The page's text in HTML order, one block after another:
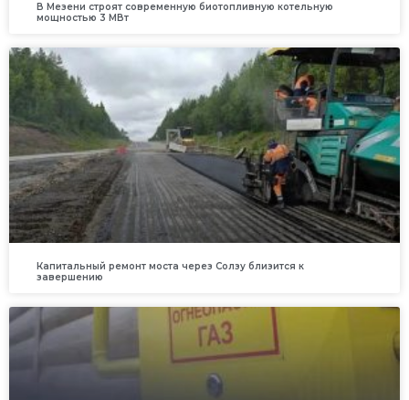
В Мезени строят современную биотопливную котельную
мощностью 3 МВт
Капитальный ремонт моста через Солзу близится к
завершению